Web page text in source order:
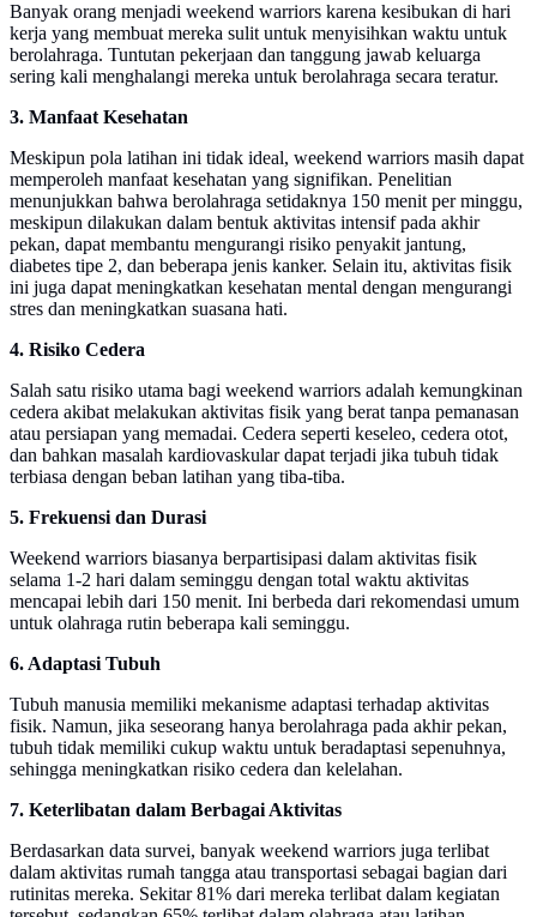
Banyak orang menjadi weekend warriors karena kesibukan di hari
kerja yang membuat mereka sulit untuk menyisihkan waktu untuk
berolahraga. Tuntutan pekerjaan dan tanggung jawab keluarga
sering kali menghalangi mereka untuk berolahraga secara teratur.
3. Manfaat Kesehatan
Meskipun pola latihan ini tidak ideal, weekend warriors masih dapat
memperoleh manfaat kesehatan yang signifikan. Penelitian
menunjukkan bahwa berolahraga setidaknya 150 menit per minggu,
meskipun dilakukan dalam bentuk aktivitas intensif pada akhir
pekan, dapat membantu mengurangi risiko penyakit jantung,
diabetes tipe 2, dan beberapa jenis kanker. Selain itu, aktivitas fisik
ini juga dapat meningkatkan kesehatan mental dengan mengurangi
stres dan meningkatkan suasana hati.
4. Risiko Cedera
Salah satu risiko utama bagi weekend warriors adalah kemungkinan
cedera akibat melakukan aktivitas fisik yang berat tanpa pemanasan
atau persiapan yang memadai. Cedera seperti keseleo, cedera otot,
dan bahkan masalah kardiovaskular dapat terjadi jika tubuh tidak
terbiasa dengan beban latihan yang tiba-tiba.
5. Frekuensi dan Durasi
Weekend warriors biasanya berpartisipasi dalam aktivitas fisik
selama 1-2 hari dalam seminggu dengan total waktu aktivitas
mencapai lebih dari 150 menit. Ini berbeda dari rekomendasi umum
untuk olahraga rutin beberapa kali seminggu.
6. Adaptasi Tubuh
Tubuh manusia memiliki mekanisme adaptasi terhadap aktivitas
fisik. Namun, jika seseorang hanya berolahraga pada akhir pekan,
tubuh tidak memiliki cukup waktu untuk beradaptasi sepenuhnya,
sehingga meningkatkan risiko cedera dan kelelahan.
7. Keterlibatan dalam Berbagai Aktivitas
Berdasarkan data survei, banyak weekend warriors juga terlibat
dalam aktivitas rumah tangga atau transportasi sebagai bagian dari
rutinitas mereka. Sekitar 81% dari mereka terlibat dalam kegiatan